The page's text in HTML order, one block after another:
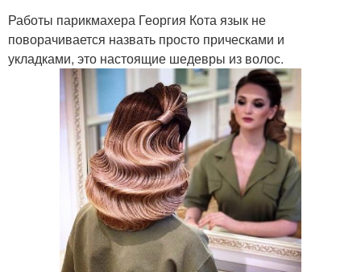
Работы парикмахера Георгия Кота язык не
поворачивается назвать просто прическами и
укладками, это настоящие шедевры из волос.